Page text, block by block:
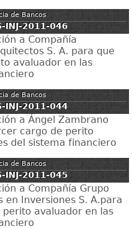
de Bancos
INJ-2011-046
a Compañía
S. A. para que
avaluador en las
de Bancos
INJ-2011-044
a Ángel Zambrano
cargo de perito
del sistema financiero
de Bancos
INJ-2011-045
a Compañía Grupo
en Inversiones S. A.para
avaluador en las